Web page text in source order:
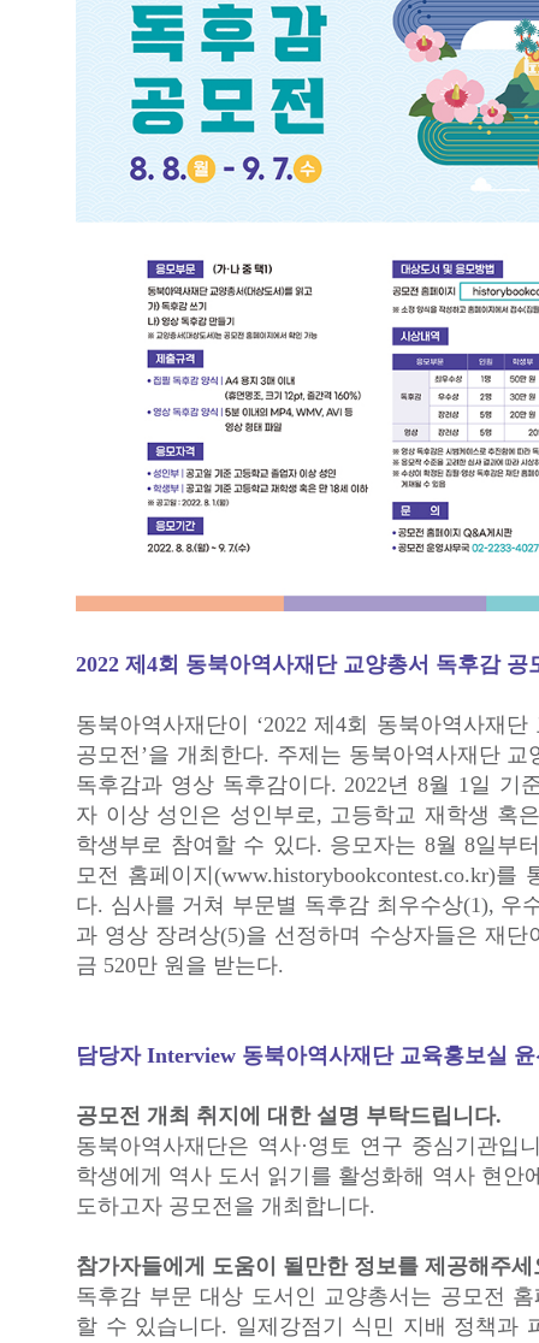
2022 제4회 동북아역사재단 교양총서 독후감 공
동북아역사재단이 ‘2022 제4회 동북아역사재
공모전’을 개최한다. 주제는 동북아역사재단 교
독후감과 영상 독후감이다. 2022년 8월 1일 기
자 이상 성인은 성인부로, 고등학교 재학생 혹
학생부로 참여할 수 있다. 응모자는 8월 8일부
모전 홈페이지(www.historybookcontest.co.kr)를
다. 심사를 거쳐 부문별 독후감 최우수상(1), 우
과 영상 장려상(5)을 선정하며 수상자들은 재단
금 520만 원을 받는다.
담당자 Interview 동북아역사재단 교육홍보실
공모전 개최 취지에 대한 설명 부탁드립니다.
동북아역사재단은 역사·영토 연구 중심기관입
학생에게 역사 도서 읽기를 활성화해 역사 현안
도하고자 공모전을 개최합니다.
참가자들에게 도움이 될만한 정보를 제공해주세
독후감 부문 대상 도서인 교양총서는 공모전
할 수 있습니다. 일제강점기 식민 지배 정책과